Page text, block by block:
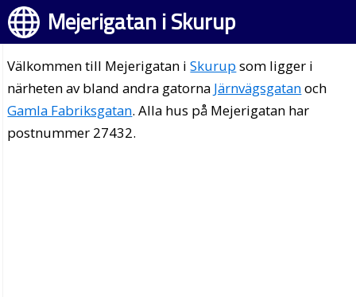
Mejerigatan i Skurup
Välkommen till Mejerigatan iSkurup som ligger i
närheten av bland andra gatorna Järnvägsgatanoch
Gamla Fabriksgatan. Alla hus på Mejerigatan har
postnummer 27432.